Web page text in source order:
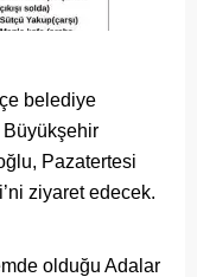
belediye
Büyükşehir
Pazatertesi
ziyaret edecek.
olduğu Adalar